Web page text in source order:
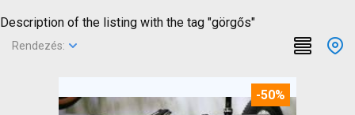
Description of the listing with the tag "görgős"
Rendezés:
-50%